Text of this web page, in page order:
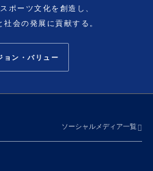
ポーツ文化を創造し、
会の発展に貢献する。
ョン・バリュー
ソーシャルメディア一覧